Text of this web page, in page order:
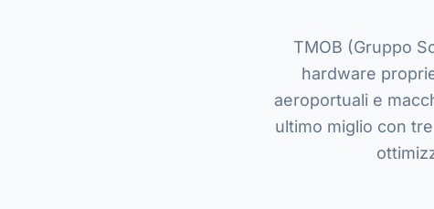
TMOB (Gruppo
hardware
aeroportuali e
ultimo miglio con